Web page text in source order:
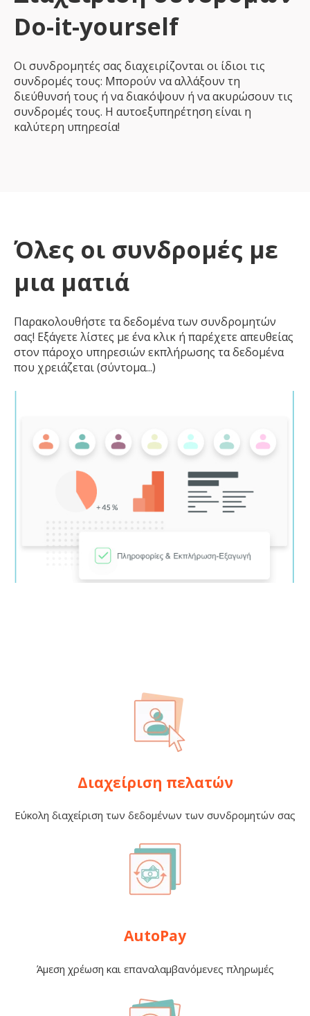
Do-it-yourself
Οι συνδρομητές σας διαχειρίζονται οι ίδιοι τις
συνδρομές τους: Μπορούν να αλλάξουν τη
διεύθυνσή τους ή να διακόψουν ή να ακυρώσουν τις
συνδρομές τους. Η αυτοεξυπηρέτηση είναι η
καλύτερη υπηρεσία!
Όλες οι συνδρομές με
μια ματιά
Παρακολουθήστε τα δεδομένα των συνδρομητών
σας! Εξάγετε λίστες με ένα κλικ ή παρέχετε απευθείας
στον πάροχο υπηρεσιών εκπλήρωσης τα δεδομένα
που χρειάζεται (σύντομα...)
Διαχείριση πελατών
Εύκολη διαχείριση των δεδομένων των συνδρομητών σας
AutoPay
Άμεση χρέωση και επαναλαμβανόμενες πληρωμές